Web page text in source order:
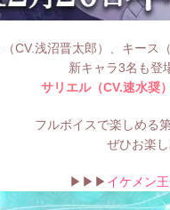
CV.浅沼晋太郎）、キース
新キャラ3名も登
サリエル（CV.速水奨）
フルボイスで楽しめる
ぜひお楽
▶▶▶ イケメン